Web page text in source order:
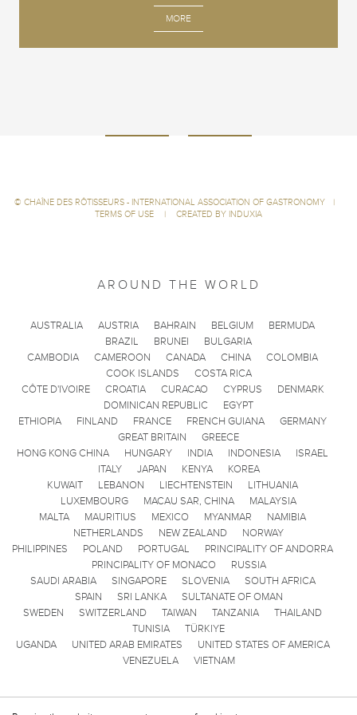
MORE
© CHAÎNE DES RÔTISSEURS - INTERNATIONAL ASSOCIATION OF GASTRONOMY
|
TERMS OF USE
| CREATED BY INDUXIA
AROUND THE WORLD
AUSTRALIA AUSTRIA BAHRAIN BELGIUM
BERMUDA
BRAZIL
BRUNEI
BULGARIA
CAMBODIA
CAMEROON CANADA CHINA
COLOMBIA
COOK ISLANDS
COSTA RICA
CÔTE D'IVOIRE
CROATIA CURACAO CYPRUS
DENMARK
DOMINICAN REPUBLIC
EGYPT
ETHIOPIA
FINLAND FRANCE FRENCH GUIANA
GERMANY
GREAT BRITAIN
GREECE
HONG KONG CHINA
HUNGARY INDIA INDONESIA
ISRAEL
ITALY
JAPAN KENYA
KOREA
KUWAIT
LEBANON LIECHTENSTEIN
LITHUANIA
LUXEMBOURG
MACAU SAR, CHINA
MALAYSIA
MALTA
MAURITIUS MEXICO MYANMAR
NAMIBIA
NETHERLANDS
NEW ZEALAND
NORWAY
PHILIPPINES
POLAND PORTUGAL
PRINCIPALITY OF ANDORRA
PRINCIPALITY OF MONACO
RUSSIA
SAUDI ARABIA
SINGAPORE SLOVENIA
SOUTH AFRICA
SPAIN
SRI LANKA
SULTANATE OF OMAN
SWEDEN
SWITZERLAND TAIWAN TANZANIA
THAILAND
TUNISIA
TÜRKIYE
UGANDA
UNITED ARAB EMIRATES
UNITED STATES OF AMERICA
VENEZUELA
VIETNAM